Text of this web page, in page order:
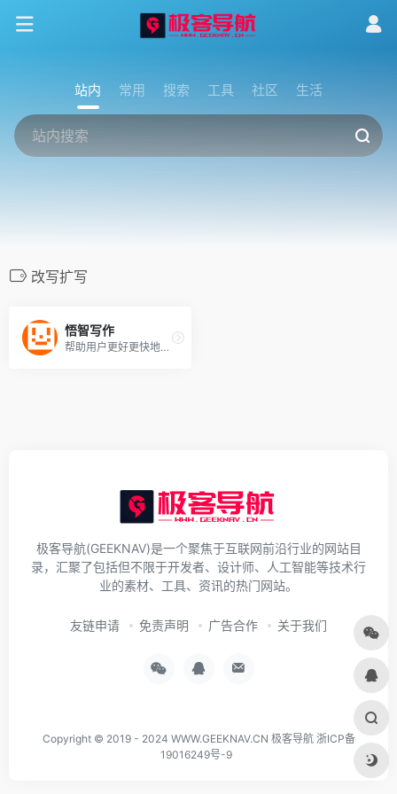
站内 常用 搜索 工具 社区 生活
改写扩写
悟智写作
帮助用户更好更快地生成高质量内容！
极客导航(GEEKNAV)是一个聚焦于互联网前沿行业的网站目
录，汇聚了包括但不限于开发者、设计师、人工智能等技术行
业的素材、工具、资讯的热门网站。
友链申请 免责声明 广告合作 关于我们
Copyright © 2019 - 2024 WWW.GEEKNAV.CN 极客导航 浙ICP备
19016249号-9